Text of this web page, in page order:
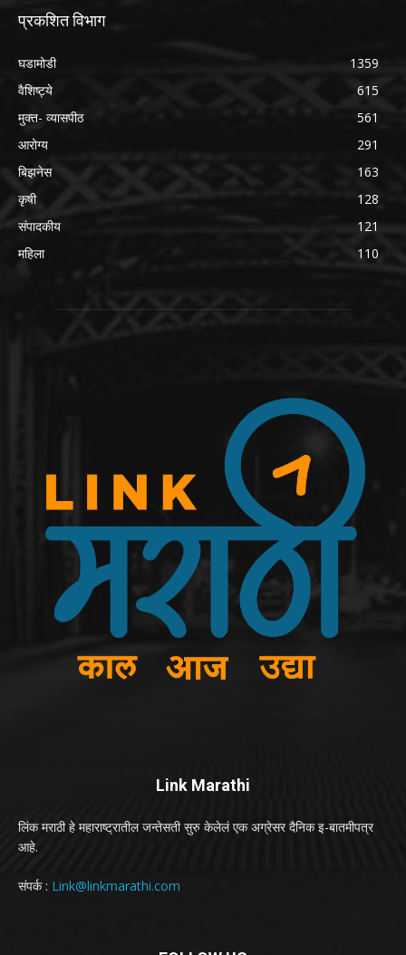
प्रकशित विभाग
घडामोडी
1359
वैशिष्ट्ये
615
मुक्त- व्यासपीठ
561
आरोग्य
291
बिझनेस
163
कृषी
128
संपादकीय
121
महिला
110
Link Marathi
लिंक मराठी हे महाराष्ट्रातील जन्तेसती सुरु केलेलं एक अग्रेसर दैनिक इ-बातमीपत्र
आहे.
संपर्क : Link@linkmarathi.com